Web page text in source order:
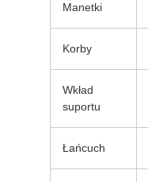
Manetki
Korby
Wkład
suportu
Łańcuch